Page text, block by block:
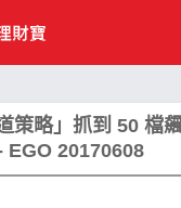
策略」抓到 50 檔
EGO 20170608